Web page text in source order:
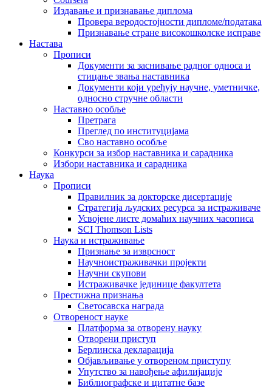
Издавање и признавање диплома
Провера веродостојности дипломе/података
Признавање стране високошколске исправе
Настава
Прописи
Документи за заснивање радног односа и
стицање звања наставника
Документи који уређују научне, уметничке,
односно стручне области
Наставно особље
Претрага
Преглед по институцијама
Сво наставно особље
Конкурси за избор наставника и сарадника
Избори наставника и сарадника
Наука
Прописи
Правилник за докторске дисертације
Стратегија људских ресурса за истраживаче
Усвојене листе домаћих научних часописа
SCI Thomson Lists
Наука и истраживање
Признање за изврсност
Научноистраживачки пројекти
Научни скупови
Истраживачке јединице факултета
Престижна признања
Светосавска награда
Отвореност науке
Платформа за отворену науку
Отворени приступ
Берлинска декларација
Објављивање у отвореном приступу
Упутство за навођење афилијације
Библиографске и цитатне базе